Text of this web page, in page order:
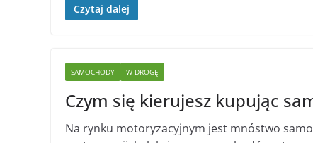
Czytaj dalej
SAMOCHODY W DROGĘ
Czym się kierujesz kupując
Na rynku motoryzacyjnym jest mnóstwo